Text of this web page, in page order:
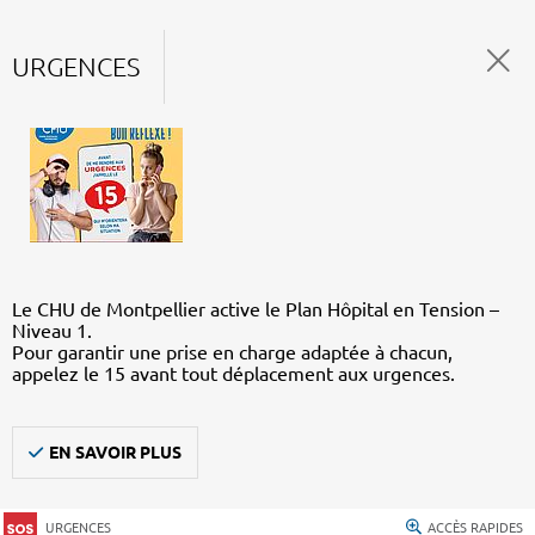
URGENCES
Le CHU de Montpellier active le Plan Hôpital en Tension –
Niveau 1.
Pour garantir une prise en charge adaptée à chacun,
appelez le 15 avant tout déplacement aux urgences.
EN SAVOIR PLUS
URGENCES ACCÈS RAPIDES